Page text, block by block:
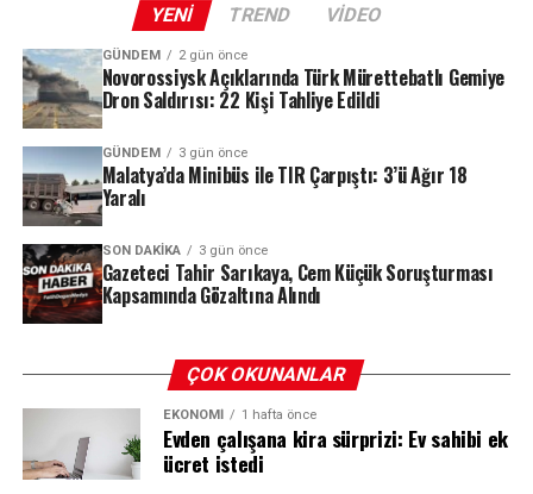
Trafik Kontrollü Olarak Açıldı
Kaza nedeniyle bir süre trafiğe kapanan yol, ekiplerin
çalışmasının ardından kontrollü olarak tek şeritten
ulaşıma açıldı. Jandarma ekipleri kazayla ilgili inceleme
başlattı.
açılan ateş sonucu sırtına isabet eden havalı tüfek
mermisiyle ağır yaralandı.
O anları tarif eden baba Cenk Aydınlısoy, çocuklar
havuzdayken çok şiddetli üç el silah sesi duyduklarını ve
bir anda Karan’ın arkasından kan fışkırdığını gördüğünü
söyledi. Kanlar içindeki oğlunu kucağına alan baba,
Karan’ı en yakın hastaneye götürdü.
YENI TREND VIDEO
GÜNDEM 2 gün önce
Novorossiysk Açıklarında Türk Mürettebatlı Gemiye
Dron Saldırısı: 22 Kişi Tahliye Edildi
GÜNDEM 3 gün önce
Malatya’da Minibüs ile TIR Çarpıştı: 3’ü Ağır 18
Yaralı
SON DAKIKA 3 gün önce
Gazeteci Tahir Sarıkaya, Cem Küçük Soruşturması
Kapsamında Gözaltına Alındı
ÇOK OKUNANLAR
EKONOMI 1 hafta önce
Evden çalışana kira sürprizi: Ev sahibi ek
ücret istedi